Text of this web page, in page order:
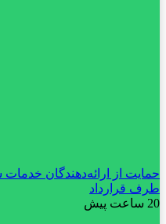
حمایت از ارائه‌دهندگان
طرف قرارداد
20 ساعت پیش